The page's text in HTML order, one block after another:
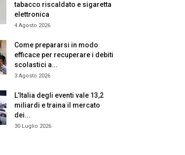
tabacco riscaldato e sigaretta
elettronica
4 Agosto 2026
Come prepararsi in modo
efficace per recuperare i debiti
scolastici a...
3 Agosto 2026
L’Italia degli eventi vale 13,2
miliardi e traina il mercato
dei...
30 Luglio 2026